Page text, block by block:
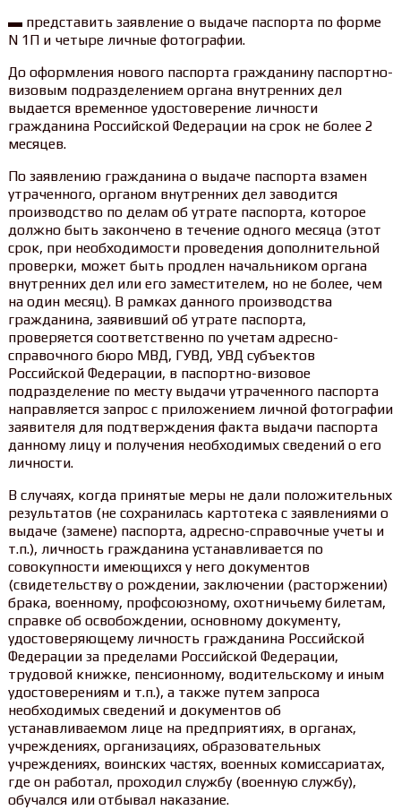
▬ представить заявление о выдаче паспорта по форме
N 1П и четыре личные фотографии.
До оформления нового паспорта гражданину паспортно-
визовым подразделением органа внутренних дел
выдается временное удостоверение личности
гражданина Российской Федерации на срок не более 2
месяцев.
По заявлению гражданина о выдаче паспорта взамен
утраченного, органом внутренних дел заводится
производство по делам об утрате паспорта, которое
должно быть закончено в течение одного месяца (этот
срок, при необходимости проведения дополнительной
проверки, может быть продлен начальником органа
внутренних дел или его заместителем, но не более, чем
на один месяц). В рамках данного производства
гражданина, заявивший об утрате паспорта,
проверяется соответственно по учетам адресно-
справочного бюро МВД, ГУВД, УВД субъектов
Российской Федерации, в паспортно-визовое
подразделение по месту выдачи утраченного паспорта
направляется запрос с приложением личной фотографии
заявителя для подтверждения факта выдачи паспорта
данному лицу и получения необходимых сведений о его
личности.
В случаях, когда принятые меры не дали положительных
результатов (не сохранилась картотека с заявлениями о
выдаче (замене) паспорта, адресно-справочные учеты и
т.п.), личность гражданина устанавливается по
совокупности имеющихся у него документов
(свидетельству о рождении, заключении (расторжении)
брака, военному, профсоюзному, охотничьему билетам,
справке об освобождении, основному документу,
удостоверяющему личность гражданина Российской
Федерации за пределами Российской Федерации,
трудовой книжке, пенсионному, водительскому и иным
удостоверениям и т.п.), а также путем запроса
необходимых сведений и документов об
устанавливаемом лице на предприятиях, в органах,
учреждениях, организациях, образовательных
учреждениях, воинских частях, военных комиссариатах,
где он работал, проходил службу (военную службу),
обучался или отбывал наказание.